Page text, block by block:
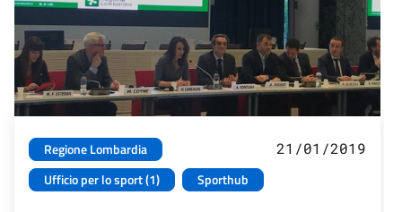
Regione Lombardia
Ufficio per lo sport (1)
Sporthub
21/01/2019